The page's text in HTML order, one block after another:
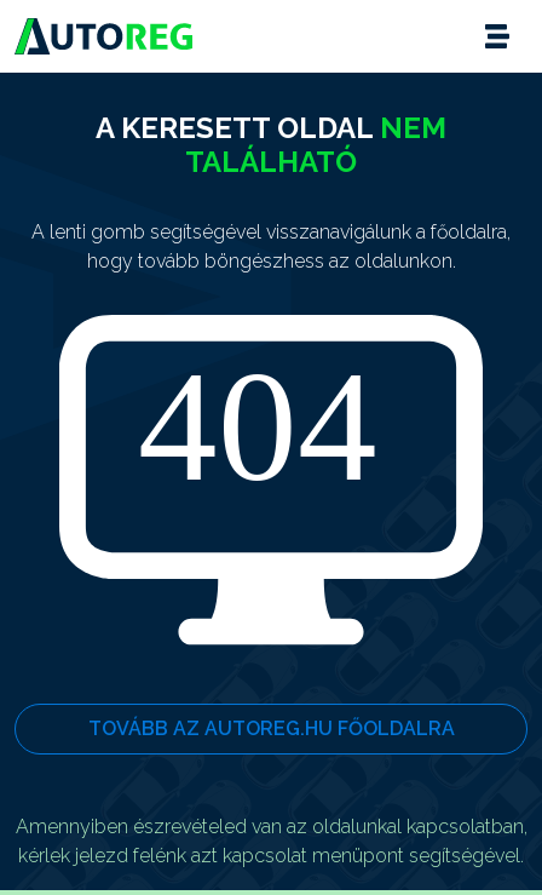
A KERESETT OLDAL NEM
TALÁLHATÓ
A lenti gomb segítségével visszanavigálunk a főoldalra,
hogy tovább böngészhess az oldalunkon.
TOVÁBB AZ AUTOREG.HU FŐOLDALRA
Amennyiben észrevételed van az oldalunkal kapcsolatban,
kérlek jelezd felénk azt kapcsolat menüpont segítségével.